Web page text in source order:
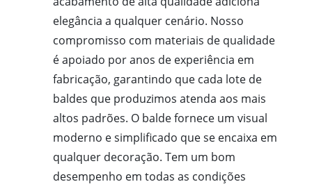
elegância a qualquer cenário. Nosso
compromisso com materiais de qualidade
é apoiado por anos de experiência em
fabricação, garantindo que cada lote de
baldes que produzimos atenda aos mais
altos padrões. O balde fornece um visual
moderno e simplificado que se encaixa em
qualquer decoração. Tem um bom
desempenho em todas as condições